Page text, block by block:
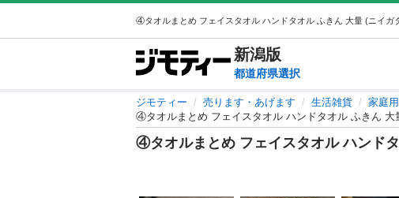
新潟版
都道府県選択
ジモティー 売ります・あげます 生活雑貨 家庭
④タオルまとめ フェイスタオル ハンドタオル ふきん 大
④タオルまとめ フェイスタオル ハンド